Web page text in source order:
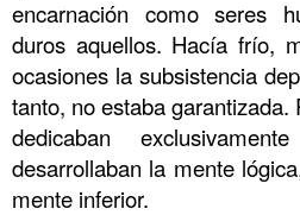
encarnación como seres
duros aquellos. Hacía frío,
ocasiones la subsistencia
tanto, no estaba
dedicaban
desarrollaban la mente
mente inferior.